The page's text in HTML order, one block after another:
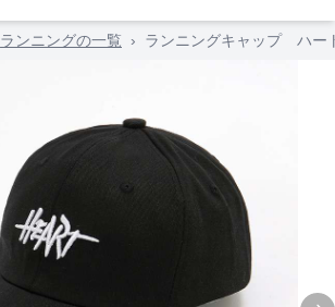
ランニングの一覧 › ランニングキャップ ハー